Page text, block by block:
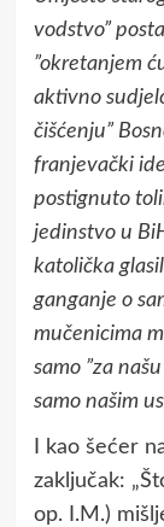
vodstvo”
”okretanjem
aktivno
čišćenju”
franjevački
postignuto
jedinstvo u
katolička
ganganje o
mučenicima
samo ”za
samo našim
I kao šećer
zaključak:
op. I.M.)